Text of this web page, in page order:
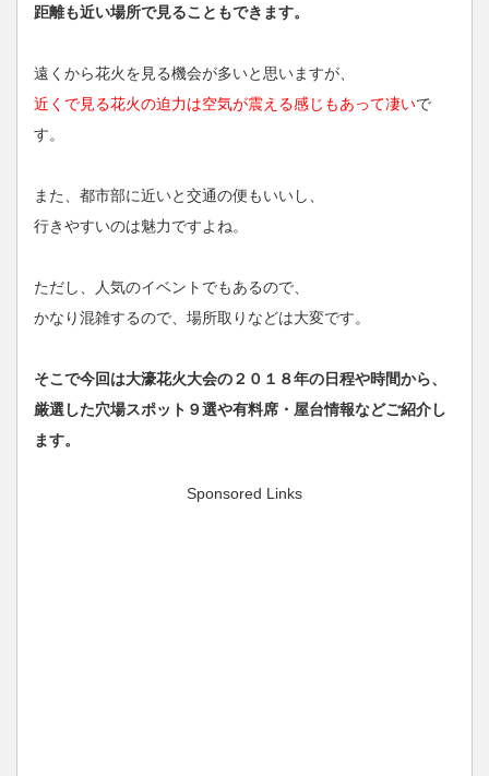
距離も近い場所で見ることもできます。
遠くから花火を見る機会が多いと思いますが、
近くで見る花火の迫力は空気が震える感じもあって凄いで
す。
また、都市部に近いと交通の便もいいし、
行きやすいのは魅力ですよね。
ただし、人気のイベントでもあるので、
かなり混雑するので、場所取りなどは大変です。
そこで今回は大濠花火大会の２０１８年の日程や時間から、
厳選した穴場スポット９選や有料席・屋台情報などご紹介し
ます。
Sponsored Links